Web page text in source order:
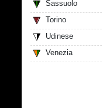
Sassuolo
Torino
Udinese
Venezia